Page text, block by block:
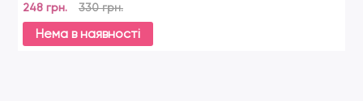
248 грн. 330 грн.
Нема в наявності